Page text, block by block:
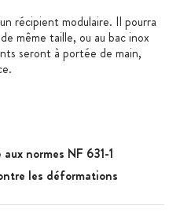
récipient modulaire. Il pourra
même taille, ou au bac inox
seront à portée de main,
normes NF 631-1
les déformations